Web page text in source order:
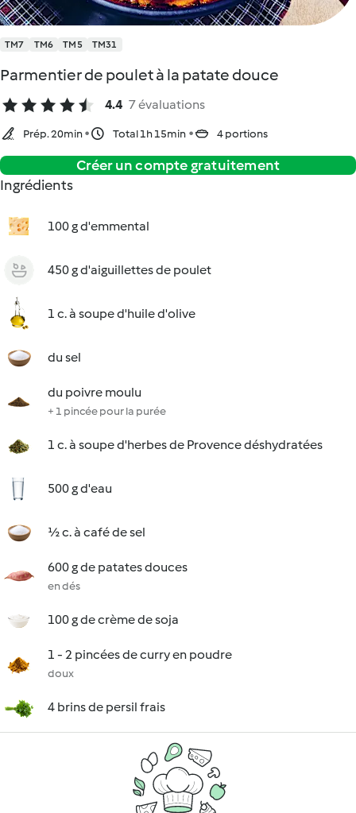
TM7 TM6 TM5 TM31
Parmentier de poulet à la patate douce
4.4 7 évaluations
Prép. 20min Total 1h 15min 4 portions
Créer un compte gratuitement
Ingrédients
100 g d'emmental
450 g d'aiguillettes de poulet
1 c. à soupe d'huile d'olive
du sel
du poivre moulu
+ 1 pincée pour la purée
1 c. à soupe d'herbes de Provence déshydratées
500 g d'eau
½ c. à café de sel
600 g de patates douces
en dés
100 g de crème de soja
1 - 2 pincées de curry en poudre
doux
4 brins de persil frais